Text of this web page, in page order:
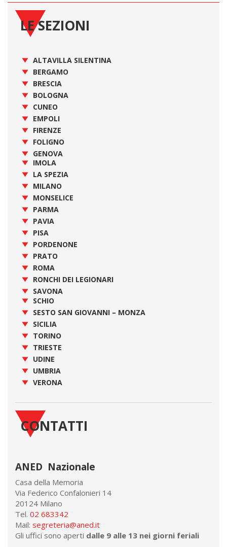
LE SEZIONI
ALTAVILLA SILENTINA
BERGAMO
BRESCIA
BOLOGNA
CUNEO
EMPOLI
FIRENZE
FOLIGNO
GENOVA
IMOLA
LA SPEZIA
MILANO
MONSELICE
PARMA
PAVIA
PISA
PORDENONE
PRATO
ROMA
RONCHI DEI LEGIONARI
SAVONA
SCHIO
SESTO SAN GIOVANNI – MONZA
SICILIA
TORINO
TRIESTE
UDINE
UMBRIA
VERONA
CONTATTI
ANED Nazionale
Casa della Memoria
Via Federico Confalonieri 14
20124 Milano
Tel. 02 683342
Mail: segreteria@aned.it
Gli uffici sono aperti dalle 9 alle 13 nei giorni feriali